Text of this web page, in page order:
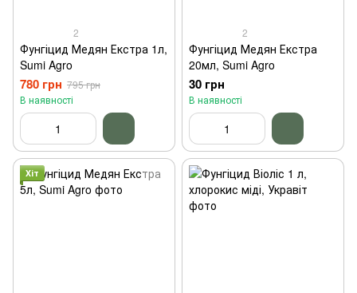
2
Фунгіцид Медян Екстра 1л,
Sumi Agro
780 грн 795 грн
В наявності
2
Фунгіцид Медян Екстра
20мл, Sumi Agro
30 грн
В наявності
Хіт